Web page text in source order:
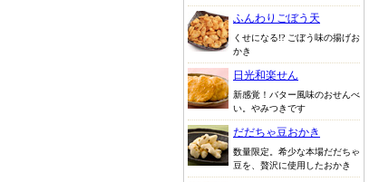
ふんわりごぼう天
くせになる!? ごぼう味の揚げお
かき
日光和楽せん
新感覚！バター風味のおせんべ
い。やみつきです
だだちゃ豆おかき
数量限定。希少な本場だだちゃ
豆を、贅沢に使用したおかき